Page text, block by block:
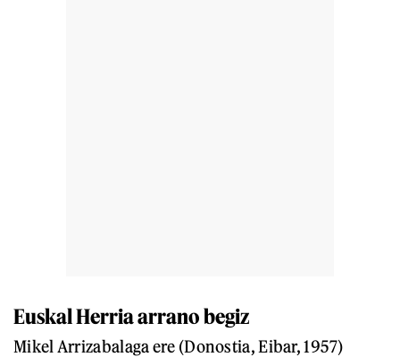
Euskal Herria arrano begiz
Mikel Arrizabalaga ere (Donostia, Eibar, 1957)